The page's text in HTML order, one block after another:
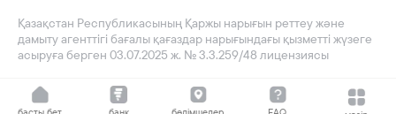
Қазақстан Республикасының Қаржы нарығын реттеу және
дамыту агенттігі бағалы қағаздар нарығындағы қызметті жүзеге
асыруға берген 03.07.2025 ж. № 3.3.259/48 лицензиясы